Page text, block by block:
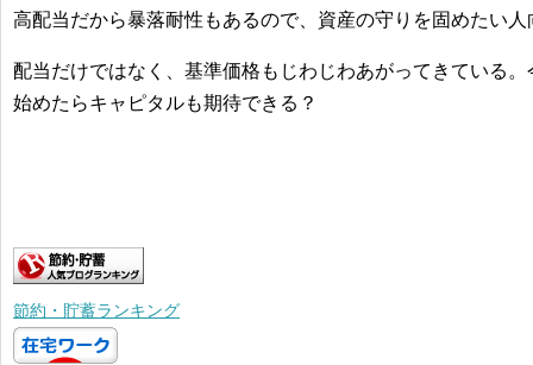
高配当だから暴落耐性もあるので、資産の守りを固めたい人
配当だけではなく、基準価格もじわじわあがってきている
始めたらキャピタルも期待できる？
節約・貯蓄ランキング